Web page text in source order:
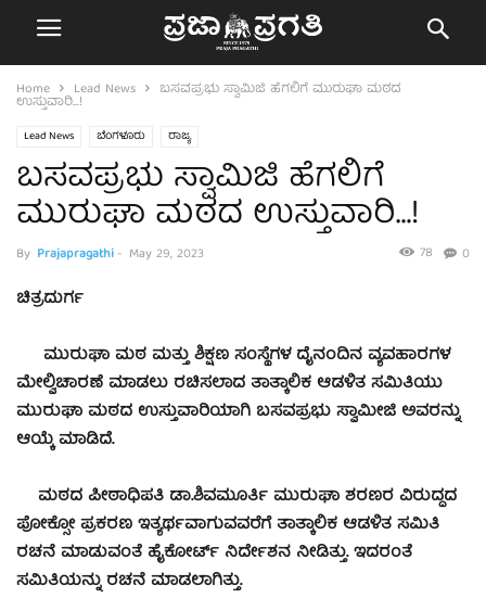
Home Lead News ಬಸವಪ್ರಭು ಸ್ವಾಮಿಜಿ ಹೆಗಲಿಗೆ ಮುರುಘಾ ಮಠದ
ಉಸ್ತುವಾರಿ…!
Lead News ಬೆಂಗಳೂರು ರಾಜ್ಯ
ಬಸವಪ್ರಭು ಸ್ವಾಮಿಜಿ ಹೆಗಲಿಗೆ
ಮುರುಘಾ ಮಠದ ಉಸ್ತುವಾರಿ…!
By Prajapragathi- May 29, 2023 0
78
ಚಿತ್ರದುರ್ಗ
ಮುರುಘಾ ಮಠ ಮತ್ತು ಶಿಕ್ಷಣ ಸಂಸ್ಥೆಗಳ ದೈನಂದಿನ ವ್ಯವಹಾರಗಳ
ಮೇಲ್ವಿಚಾರಣೆ ಮಾಡಲು ರಚಿಸಲಾದ ತಾತ್ಕಾಲಿಕ ಆಡಳಿತ ಸಮಿತಿಯು
ಮುರುಘಾ ಮಠದ ಉಸ್ತುವಾರಿಯಾಗಿ ಬಸವಪ್ರಭು ಸ್ವಾಮೀಜಿ ಅವರನ್ನು
ಆಯ್ಕೆ ಮಾಡಿದೆ.
ಮಠದ ಪೀಠಾಧಿಪತಿ ಡಾ.ಶಿವಮೂರ್ತಿ ಮುರುಘಾ ಶರಣರ ವಿರುದ್ಧದ
ಪೋಕ್ಸೋ ಪ್ರಕರಣ ಇತ್ಯರ್ಥವಾಗುವವರೆಗೆ ತಾತ್ಕಾಲಿಕ ಆಡಳಿತ ಸಮಿತಿ
ರಚನೆ ಮಾಡುವಂತೆ ಹೈಕೋರ್ಟ್ ನಿರ್ದೇಶನ ನೀಡಿತ್ತು. ಇದರಂತೆ
ಸಮಿತಿಯನ್ನು ರಚನೆ ಮಾಡಲಾಗಿತ್ತು.